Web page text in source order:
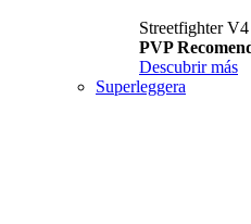
Streetfighter
PVP
Descubrir más
Superleggera